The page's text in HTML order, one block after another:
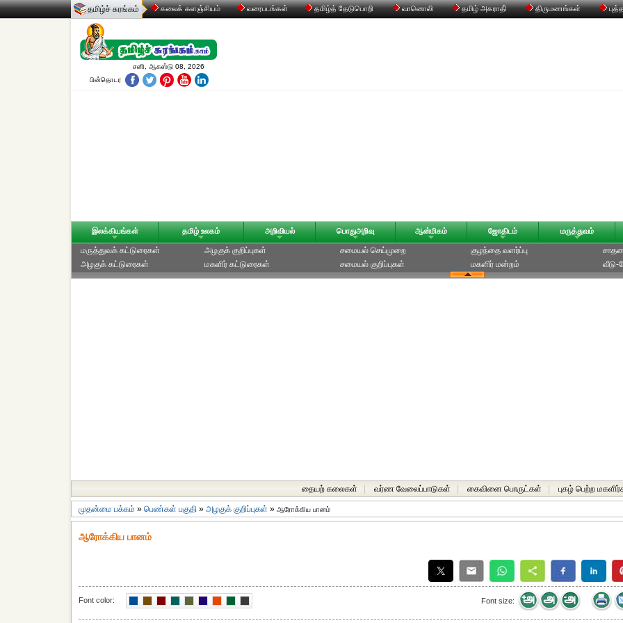
தமிழ்ச் சுரங்கம் கலைக் களஞ்சியம் வரைபடங்கள் தமிழ்த் தேடுபொறி வானொலி தமிழ் அகராதி் திருமணங்கள்
சனி, ஆகஸ்டு 08, 2026
பின்தொடர
இலக்கியங்கள் தமிழ் உலகம் அறிவியல் பொதுஅறிவு ஆன்மிகம் ஜோதிடம் மருத்துவம்
மருத்துவக் கட்டுரைகள்
அழகுக் கட்டுரைகள்
அழகுக் குறிப்புகள்
மகளிர் கட்டுரைகள்
சமையல் செய்முறை
சமையல் குறிப்புகள்
குழந்தை வளர்ப்பு
மகளிர் மன்றம்
வீடு-
தையற் கலைகள் வர்ண வேலைப்பாடுகள் கைவினை பொருட்கள் புகழ் பெற்ற
முதன்மை பக்கம் » பெண்கள் பகுதி » அழகுக் குறிப்புகள் » ஆரோக்கிய பானம்
ஆரோக்கிய பானம்
Font color: Font size: